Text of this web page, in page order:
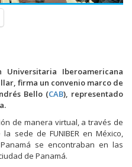
Iberoamericana
firma un convenio marco de
Bello (CAB), representado
de manera virtual, a través de
sede de FUNIBER en México,
se encontraban en las
de Panamá.